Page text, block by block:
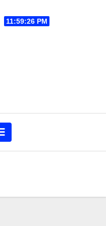
11:59:27 PM